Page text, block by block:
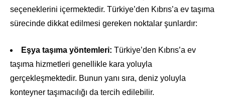
seçeneklerini içermektedir. Türkiye’den Kıbrıs’a ev taşıma
sürecinde dikkat edilmesi gereken noktalar şunlardır:
Eşya taşıma yöntemleri: Türkiye’den Kıbrıs’a ev
taşıma hizmetleri genellikle kara yoluyla
gerçekleşmektedir. Bunun yanı sıra, deniz yoluyla
konteyner taşımacılığı da tercih edilebilir.